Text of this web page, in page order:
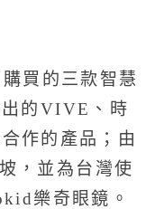
買的三款智慧
的VIVE、時
作的產品；由
，並為台灣使
樂奇眼鏡。